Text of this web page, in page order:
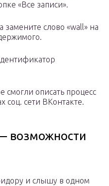
«Все записи».
замените слово «wall» на
описать процесс
соц. сети ВКонтакте.
возможности
и слышу в одном